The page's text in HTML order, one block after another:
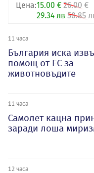
Цена:15.00 € 26.00 €
29.34 лв 50.85
11 часа
България иска
помощ от ЕС за
животновъдите
11 часа
Самолет кацна
заради лоша
12 часа